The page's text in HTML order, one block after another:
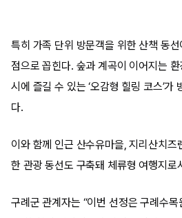
특히 가족 단위 방문객을 위한 산책 동
점으로 꼽힌다. 숲과 계곡이 이어지는
시에 즐길 수 있는 ‘오감형 힐링 코스’가
다.
이와 함께 인근 산수유마을, 지리산치즈
한 관광 동선도 구축돼 체류형 여행지로
구례군 관계자는 “이번 선정은 구례수